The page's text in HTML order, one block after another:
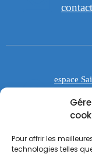
Pour offrir les
technologies telles
espace